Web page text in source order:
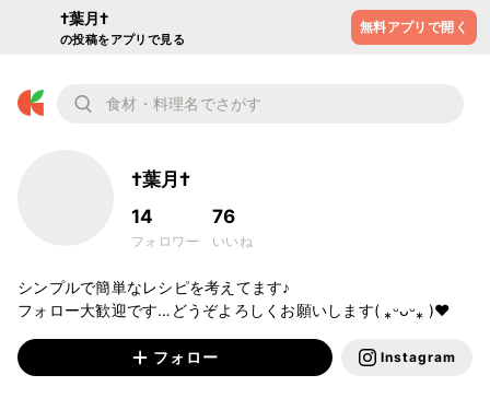
†葉月†
の投稿をアプリで見る
無料アプリで開く
†葉月†
14
フォロワー
76
いいね
シンプルで簡単なレシピを考えてます♪
フォロー大歓迎です…どうぞよろしくお願いします( ⁎ᵕᴗᵕ⁎ )❤︎
フォロー Instagram